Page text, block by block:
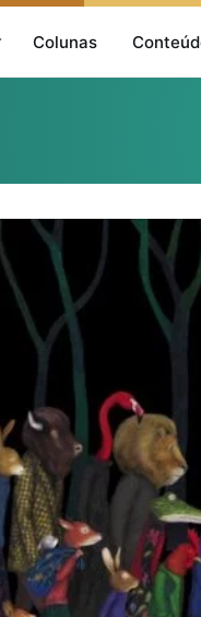
Colunas